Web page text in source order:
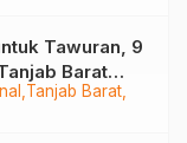
Tanjab Barat
Tawuran, 9
Barat